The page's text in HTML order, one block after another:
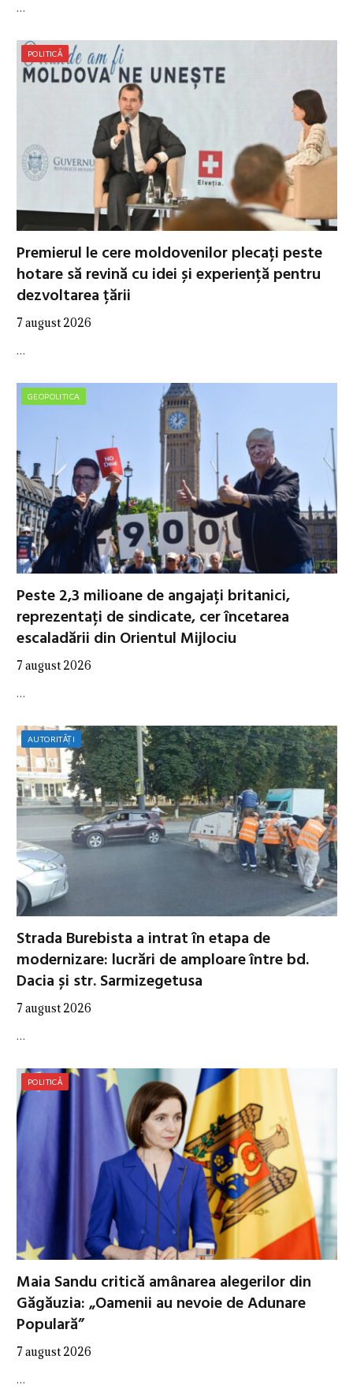
…
POLITICĂ
Premierul le cere moldovenilor plecați peste
hotare să revină cu idei și experiență pentru
dezvoltarea țării
7 august 2026
…
GEOPOLITICA
Peste 2,3 milioane de angajați britanici,
reprezentați de sindicate, cer încetarea
escaladării din Orientul Mijlociu
7 august 2026
…
AUTORITĂȚI
Strada Burebista a intrat în etapa de
modernizare: lucrări de amploare între bd.
Dacia și str. Sarmizegetusa
7 august 2026
…
POLITICĂ
Maia Sandu critică amânarea alegerilor din
Găgăuzia: „Oamenii au nevoie de Adunare
Populară”
7 august 2026
…